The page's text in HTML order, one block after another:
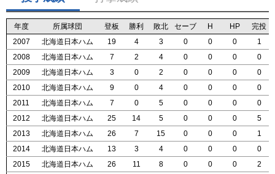
年度 所属球団 登板 勝利 敗北 セーブ H HP 完投
2007
北海道日本ハム 19 4 3 0 0 0
1
2008
北海道日本ハム 7 2 4 0 0 0
0
2009
北海道日本ハム 3 0 2 0 0 0
0
2010
北海道日本ハム 9 0 4 0 0 0
0
2011
北海道日本ハム 7 0 5 0 0 0
0
2012
北海道日本ハム 25 14 5 0 0 0
5
2013
北海道日本ハム 26 7 15 0 0 0
1
2014
北海道日本ハム 13 3 4 0 0 0
0
2015
北海道日本ハム 26 11 8 0 0 0
2
年度 所属球団 登板 勝利 敗北 セーブ H HP 完投
2007
北海道日本ハム 19 4 3 0 0 0
1
2008
北海道日本ハム 7 2 4 0 0 0
0
2009
北海道日本ハム 3 0 2 0 0 0
0
2010
北海道日本ハム 9 0 4 0 0 0
0
2011
北海道日本ハム 7 0 5 0 0 0
0
2012
北海道日本ハム 25 14 5 0 0 0
5
2013
北海道日本ハム 26 7 15 0 0 0
1
2014
北海道日本ハム 13 3 4 0 0 0
0
2015
北海道日本ハム 26 11 8 0 0 0
2
年度 所属球団 登板 勝利 敗北 セーブ H HP 完投
2007
北海道日本ハム 19 4 3 0 0 0
1
2008
北海道日本ハム 7 2 4 0 0 0
0
2009
北海道日本ハム 3 0 2 0 0 0
0
2010
北海道日本ハム 9 0 4 0 0 0
0
2011
北海道日本ハム 7 0 5 0 0 0
0
2012
北海道日本ハム 25 14 5 0 0 0
5
2013
北海道日本ハム 26 7 15 0 0 0
1
2014
北海道日本ハム 13 3 4 0 0 0
0
2015
北海道日本ハム 26 11 8 0 0 0
2
年度 所属球団 登板 勝利 敗北 セーブ H HP 完投
2007
北海道日本ハム 19 4 3 0 0 0
1
2008
北海道日本ハム 7 2 4 0 0 0
0
2009
北海道日本ハム 3 0 2 0 0 0
0
2010
北海道日本ハム 9 0 4 0 0 0
0
2011
北海道日本ハム 7 0 5 0 0 0
0
2012
北海道日本ハム 25 14 5 0 0 0
5
2013
北海道日本ハム 26 7 15 0 0 0
1
2014
北海道日本ハム 13 3 4 0 0 0
0
2015
北海道日本ハム 26 11 8 0 0 0
2